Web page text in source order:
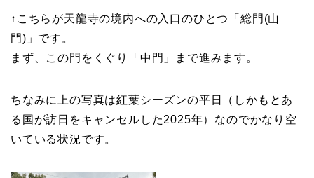
↑こちらが天龍寺の境内への入口のひとつ「総門(山
門)」です。
まず、この門をくぐり「中門」まで進みます。
ちなみに上の写真は紅葉シーズンの平日（しかもとあ
る国が訪日をキャンセルした2025年）なのでかなり空
いている状況です。